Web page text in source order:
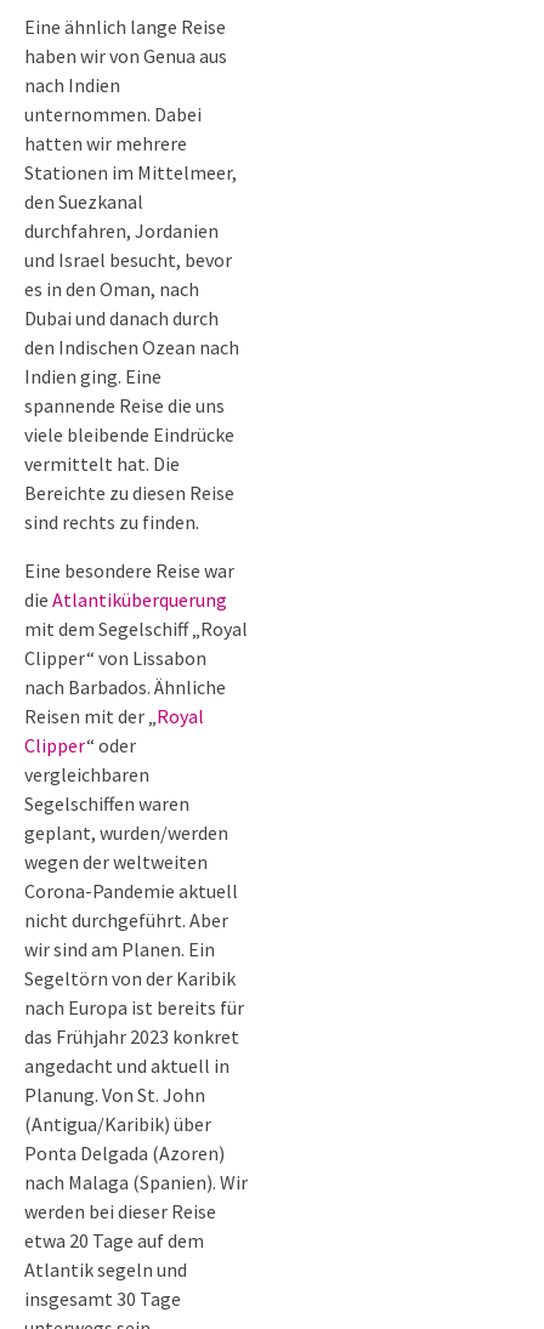
Eine ähnlich lange Reise
haben wir von Genua aus
nach Indien
unternommen. Dabei
hatten wir mehrere
Stationen im Mittelmeer,
den Suezkanal
durchfahren, Jordanien
und Israel besucht, bevor
es in den Oman, nach
Dubai und danach durch
den Indischen Ozean nach
Indien ging. Eine
spannende Reise die uns
viele bleibende Eindrücke
vermittelt hat. Die
Bereichte zu diesen Reise
sind rechts zu finden.
Eine besondere Reise war
die Atlantiküberquerung
mit dem Segelschiff „Royal
Clipper“ von Lissabon
nach Barbados. Ähnliche
Reisen mit der „ Royal
Clipper“ oder
vergleichbaren
Segelschiffen waren
geplant, wurden/werden
wegen der weltweiten
Corona-Pandemie aktuell
nicht durchgeführt. Aber
wir sind am Planen. Ein
Segeltörn von der Karibik
nach Europa ist bereits für
das Frühjahr 2023 konkret
angedacht und aktuell in
Planung. Von St. John
(Antigua/Karibik) über
Ponta Delgada (Azoren)
nach Malaga (Spanien). Wir
werden bei dieser Reise
etwa 20 Tage auf dem
Atlantik segeln und
insgesamt 30 Tage